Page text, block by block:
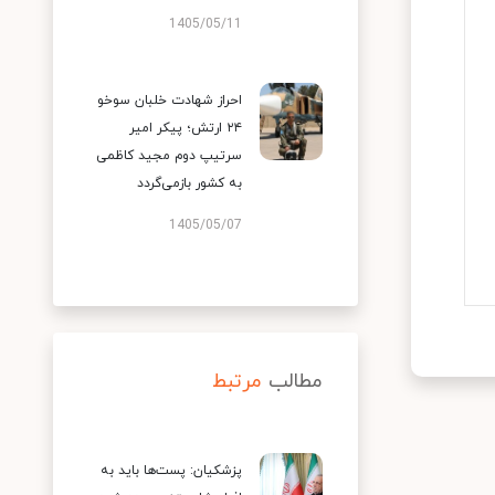
1405/05/11
احراز شهادت خلبان سوخو
۲۴ ارتش؛ پیکر امیر
سرتیپ دوم مجید کاظمی
به کشور بازمی‌گردد
1405/05/07
مطالب مرتبط
پزشکیان: پست‌ها باید به